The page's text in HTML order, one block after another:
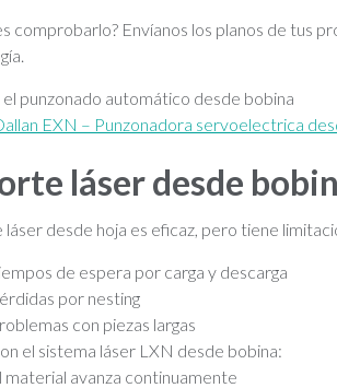
comprobarlo? Envíanos los planos de tus
punzonado automático desde bobina
EXN – Punzonadora servoelectrica
láser desde
láser desde hoja es eficaz, pero tiene
de espera por carga y descarga
por nesting
con piezas largas
el sistema láser LXN desde bobina:
material avanza continuamente